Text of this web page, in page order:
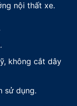
nội thất xe.
không cắt dây
sử dụng.